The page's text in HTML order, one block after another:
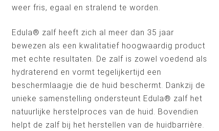
weer fris, egaal en stralend te worden.
Edula® zalf heeft zich al meer dan 35 jaar
bewezen als een kwalitatief hoogwaardig product
met echte resultaten. De zalf is zowel voedend als
hydraterend en vormt tegelijkertijd een
beschermlaagje die de huid beschermt. Dankzij de
unieke samenstelling ondersteunt Edula® zalf het
natuurlijke herstelproces van de huid. Bovendien
helpt de zalf bij het herstellen van de huidbarrière.